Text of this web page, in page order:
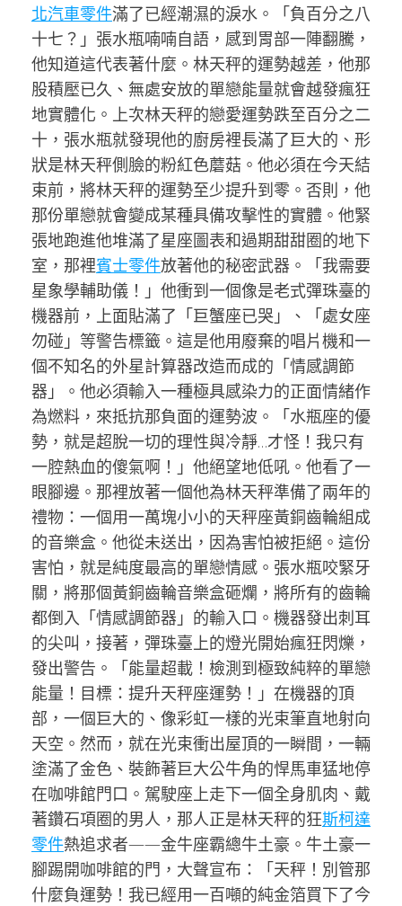
北汽車零件滿了已經潮濕的淚水。「負百分之八
十七？」張水瓶喃喃自語，感到胃部一陣翻騰，
他知道這代表著什麼。林天秤的運勢越差，他那
股積壓已久、無處安放的單戀能量就會越發瘋狂
地實體化。上次林天秤的戀愛運勢跌至百分之二
十，張水瓶就發現他的廚房裡長滿了巨大的、形
狀是林天秤側臉的粉紅色蘑菇。他必須在今天結
束前，將林天秤的運勢至少提升到零。否則，他
那份單戀就會變成某種具備攻擊性的實體。他緊
張地跑進他堆滿了星座圖表和過期甜甜圈的地下
室，那裡賓士零件放著他的秘密武器。「我需要
星象學輔助儀！」他衝到一個像是老式彈珠臺的
機器前，上面貼滿了「巨蟹座已哭」、「處女座
勿碰」等警告標籤。這是他用廢棄的唱片機和一
個不知名的外星計算器改造而成的「情感調節
器」。他必須輸入一種極具感染力的正面情緒作
為燃料，來抵抗那負面的運勢波。「水瓶座的優
勢，就是超脫一切的理性與冷靜…才怪！我只有
一腔熱血的傻氣啊！」他絕望地低吼。他看了一
眼腳邊。那裡放著一個他為林天秤準備了兩年的
禮物：一個用一萬塊小小的天秤座黃銅齒輪組成
的音樂盒。他從未送出，因為害怕被拒絕。這份
害怕，就是純度最高的單戀情感。張水瓶咬緊牙
關，將那個黃銅齒輪音樂盒砸爛，將所有的齒輪
都倒入「情感調節器」的輸入口。機器發出刺耳
的尖叫，接著，彈珠臺上的燈光開始瘋狂閃爍，
發出警告。「能量超載！檢測到極致純粹的單戀
能量！目標：提升天秤座運勢！」在機器的頂
部，一個巨大的、像彩虹一樣的光束筆直地射向
天空。然而，就在光束衝出屋頂的一瞬間，一輛
塗滿了金色、裝飾著巨大公牛角的悍馬車猛地停
在咖啡館門口。駕駛座上走下一個全身肌肉、戴
著鑽石項圈的男人，那人正是林天秤的狂斯柯達
零件熱追求者——金牛座霸總牛土豪。牛土豪一
腳踢開咖啡館的門，大聲宣布：「天秤！別管那
什麼負運勢！我已經用一百噸的純金箔買下了今